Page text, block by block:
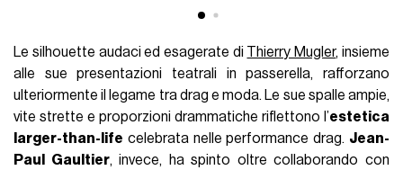
Le silhouette audaci ed esagerate di Thierry Mugler, insieme
alle sue presentazioni teatrali in passerella, rafforzano
ulteriormente il legame tra drag e moda. Le sue spalle ampie,
vite strette e proporzioni drammatiche riflettono l’estetica
larger-than-life celebrata nelle performance drag. Jean-
Paul Gaultier, invece, ha spinto oltre collaborando con